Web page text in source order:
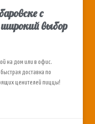
с
выбор
на дом или в офис.
доставка по
ценителей пиццы!